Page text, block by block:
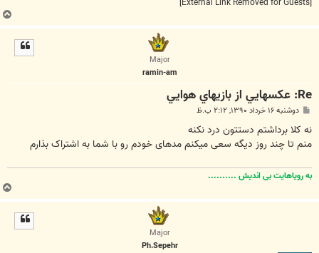
ب
ا
Major
ramin-am
Re: عکسهايي از بازيهاي هوايي
پ
ت
دوشنبه ۱۶ خرداد ۱۳۹۰, ۲:۱۲ ب.ظ
نه کلا برداشتم دستتون درد نکنه
منم تا چند روز دیگه سعی میکنم مدهای خودم رو با شما به اشتراک بذارم
به رویاهایت بی اندیش ..........
ب
ا
Major
Ph.Sepehr